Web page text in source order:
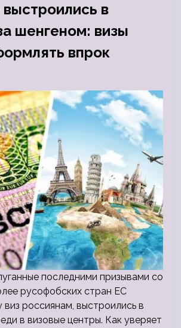
в
шенгеном: визы
впрок
последними призывами со
русофобских стран ЕС
виз россиянам, выстроились в
в визовые центры. Как уверяет